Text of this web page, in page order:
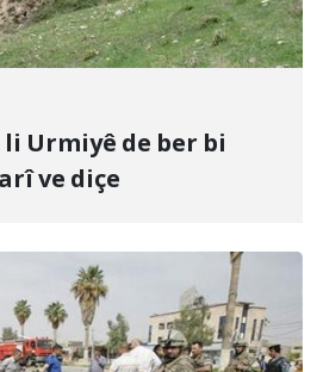
Urmiyê de ber bi
ve diçe